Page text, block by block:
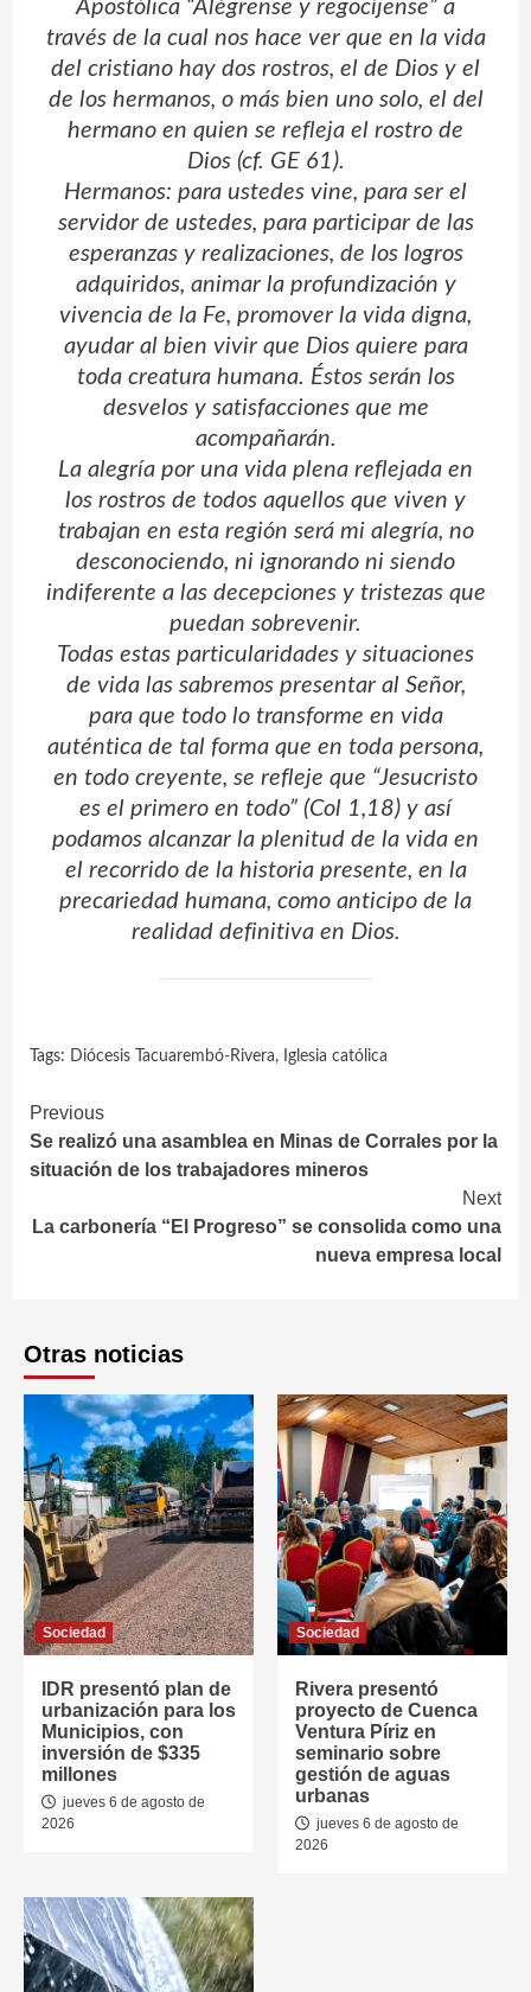
Apostólica “Alégrense y regocíjense” a
través de la cual nos hace ver que en la vida
del cristiano hay dos rostros, el de Dios y el
de los hermanos, o más bien uno solo, el del
hermano en quien se refleja el rostro de
Dios (cf. GE 61).
Hermanos: para ustedes vine, para ser el
servidor de ustedes, para participar de las
esperanzas y realizaciones, de los logros
adquiridos, animar la profundización y
vivencia de la Fe, promover la vida digna,
ayudar al bien vivir que Dios quiere para
toda creatura humana. Éstos serán los
desvelos y satisfacciones que me
acompañarán.
La alegría por una vida plena reflejada en
los rostros de todos aquellos que viven y
trabajan en esta región será mi alegría, no
desconociendo, ni ignorando ni siendo
indiferente a las decepciones y tristezas que
puedan sobrevenir.
Todas estas particularidades y situaciones
de vida las sabremos presentar al Señor,
para que todo lo transforme en vida
auténtica de tal forma que en toda persona,
en todo creyente, se refleje que “Jesucristo
es el primero en todo” (Col 1,18) y así
podamos alcanzar la plenitud de la vida en
el recorrido de la historia presente, en la
precariedad humana, como anticipo de la
realidad definitiva en Dios.
Tags: Diócesis Tacuarembó-Rivera, Iglesia católica
Continue
Reading
Previous
Se realizó una asamblea en Minas de Corrales por la
situación de los trabajadores mineros
Next
La carbonería “El Progreso” se consolida como una
nueva empresa local
Otras noticias
Sociedad
IDR presentó plan de
urbanización para los
Municipios, con
inversión de $335
millones
jueves 6 de agosto de
2026
Sociedad
Rivera presentó
proyecto de Cuenca
Ventura Píriz en
seminario sobre
gestión de aguas
urbanas
jueves 6 de agosto de
2026